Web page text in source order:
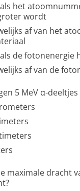
het
wordt
af van het
de fotonenergie
af van de
5 MeV α-
maximale dracht